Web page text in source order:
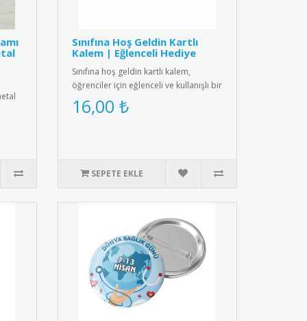
Sınıfına Hoş Geldin Kartlı
Kalem | Eğlenceli Hediye
Sınıfına hoş geldin kartlı kalem,
öğrenciler için eğlenceli ve kullanışlı bir
hediye. Her ürün bir k..
16,00 ₺
SEPETE EKLE